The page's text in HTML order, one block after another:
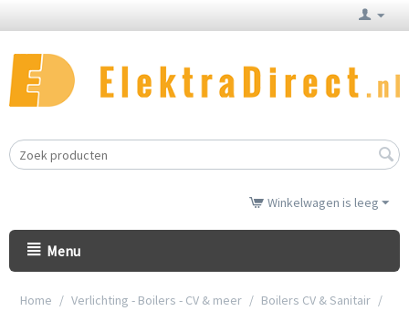
Winkelwagen is leeg
Menu
Home / Verlichting - Boilers - CV & meer / Boilers CV & Sanitair /